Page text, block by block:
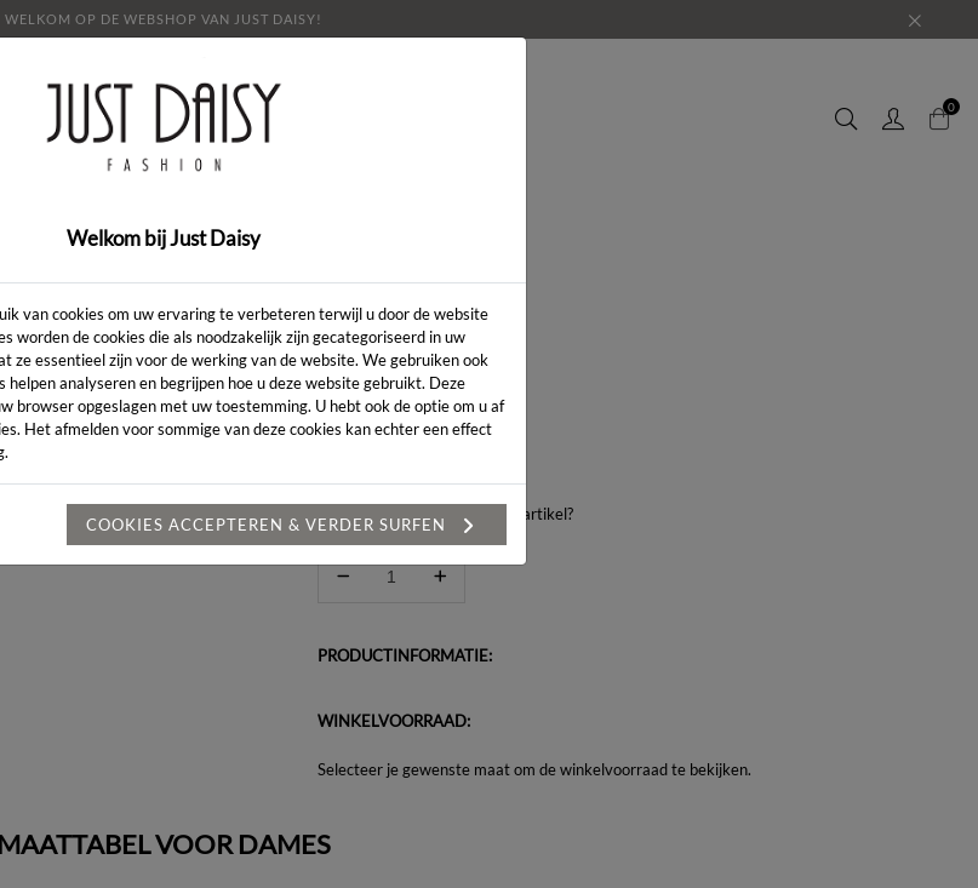
WELKOM OP DE WEBSHOP VAN JUST DAISY!
SALE OVER ONS LOOKBOOK
CONTACT
0
LENGTE: *
KLEUR:
Heeft u een vraag over dit artikel?
PRODUCTINFORMATIE:
WINKELVOORRAAD:
Selecteer je gewenste maat om de winkelvoorraad te bekijken.
MAATTABEL VOOR DAMES
Welkom bij Just Daisy
van cookies om uw ervaring te verbeteren terwijl u door de website
worden de cookies die als noodzakelijk zijn gecategoriseerd in uw
ze essentieel zijn voor de werking van de website. We gebruiken ook
helpen analyseren en begrijpen hoe u deze website gebruikt. Deze
browser opgeslagen met uw toestemming. U hebt ook de optie om u af
Het afmelden voor sommige van deze cookies kan echter een effect
COOKIES ACCEPTEREN & VERDER SURFEN